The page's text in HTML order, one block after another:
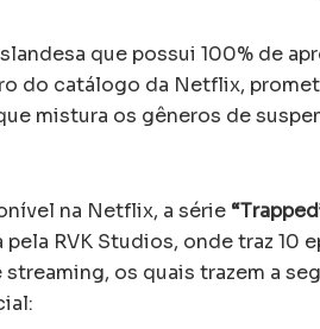
que possui 100% de
do catálogo da Netflix,
mistura os gêneros de
na Netflix, a série
RVK Studios, onde traz 10
os quais trazem a